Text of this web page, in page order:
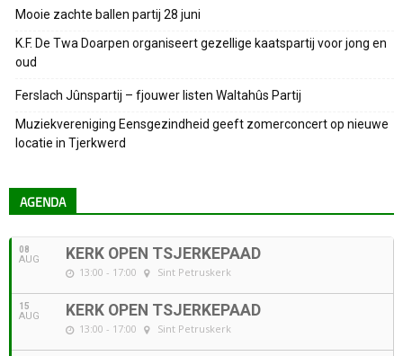
Mooie zachte ballen partij 28 juni
K.F. De Twa Doarpen organiseert gezellige kaatspartij voor jong en
oud
Ferslach Jûnspartij – fjouwer listen Waltahûs Partij
Muziekvereniging Eensgezindheid geeft zomerconcert op nieuwe
locatie in Tjerkwerd
AGENDA
08
AUG KERK OPEN TSJERKEPAAD
13:00 - 17:00 Sint Petruskerk
15
AUG KERK OPEN TSJERKEPAAD
13:00 - 17:00 Sint Petruskerk